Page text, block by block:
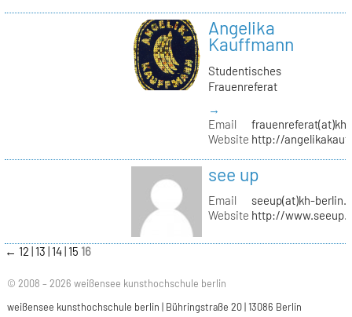
Angelika
Kauffmann
Studentisches
Frauenreferat
→
Email
Website http://
see up
Email
seeup(at)kh-
Website http://
← 12 13 14 15 16
© 2008 – 2026 weißensee kunsthochschule berlin
weißensee kunsthochschule berlin | Bühringstraße 20 | 13086 Berlin